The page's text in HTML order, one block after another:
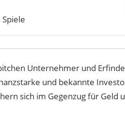
Unternehmer und
und bekannte
sich im Gegenzug für Geld